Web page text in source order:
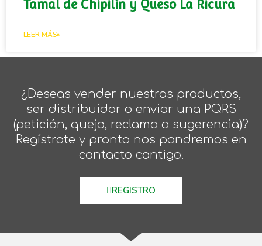
Tamal de Chipilín y Queso La Ricura
LEER MÁS»
¿Deseas vender nuestros productos,
ser distribuidor o enviar una PQRS
(petición, queja, reclamo o sugerencia)?
Regístrate y pronto nos pondremos en
contacto contigo.
REGISTRO